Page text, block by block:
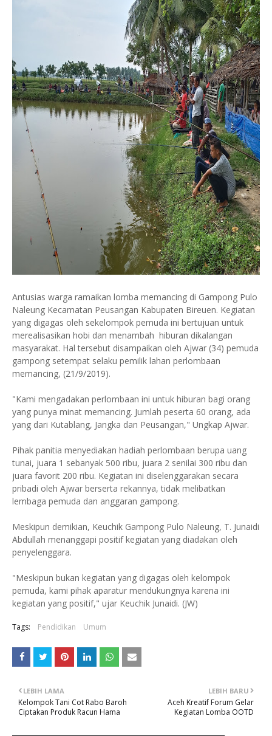
Antusias warga ramaikan lomba memancing di Gampong Pulo
Naleung Kecamatan Peusangan Kabupaten Bireuen. Kegiatan
yang digagas oleh sekelompok pemuda ini bertujuan untuk
merealisasikan hobi dan menambah hiburan dikalangan
masyarakat. Hal tersebut disampaikan oleh Ajwar (34) pemuda
gampong setempat selaku pemilik lahan perlombaan
memancing, (21/9/2019).
"Kami mengadakan perlombaan ini untuk hiburan bagi orang
yang punya minat memancing. Jumlah peserta 60 orang, ada
yang dari Kutablang, Jangka dan Peusangan," Ungkap Ajwar.
Pihak panitia menyediakan hadiah perlombaan berupa uang
tunai, juara 1 sebanyak 500 ribu, juara 2 senilai 300 ribu dan
juara favorit 200 ribu. Kegiatan ini diselenggarakan secara
pribadi oleh Ajwar berserta rekannya, tidak melibatkan
lembaga pemuda dan anggaran gampong.
Meskipun demikian, Keuchik Gampong Pulo Naleung, T. Junaidi
Abdullah menanggapi positif kegiatan yang diadakan oleh
penyelenggara.
"Meskipun bukan kegiatan yang digagas oleh kelompok
pemuda, kami pihak aparatur mendukungnya karena ini
kegiatan yang positif," ujar Keuchik Junaidi. (JW)
Tags: Pendidikan Umum
LEBIH BARU
Aceh Kreatif Forum Gelar
Kegiatan Lomba OOTD
LEBIH LAMA
Kelompok Tani Cot Rabo Baroh
Ciptakan Produk Racun Hama